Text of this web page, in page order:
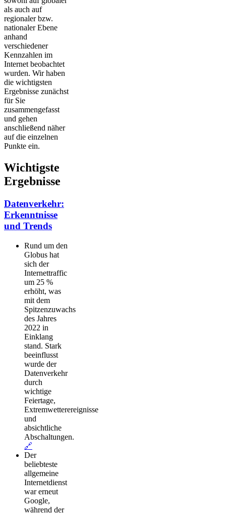
als auch auf
regionaler bzw.
nationaler Ebene
anhand
verschiedener
Kennzahlen im
Internet beobachtet
wurden. Wir haben
die wichtigsten
Ergebnisse zunächst
für Sie
zusammengefasst
und gehen
anschließend näher
auf die einzelnen
Punkte ein.
Wichtigste
Ergebnisse
Datenverkehr:
Erkenntnisse
und Trends
Rund um den
Globus hat
sich der
Internettraffic
um 25 %
erhöht, was
mit dem
Spitzenzuwachs
des Jahres
2022 in
Einklang
stand. Stark
beeinflusst
wurde der
Datenverkehr
durch
wichtige
Feiertage,
Extremwetterereignisse
und
absichtliche
Abschaltungen.
🔗
Der
beliebteste
allgemeine
Internetdienst
war erneut
Google,
während der